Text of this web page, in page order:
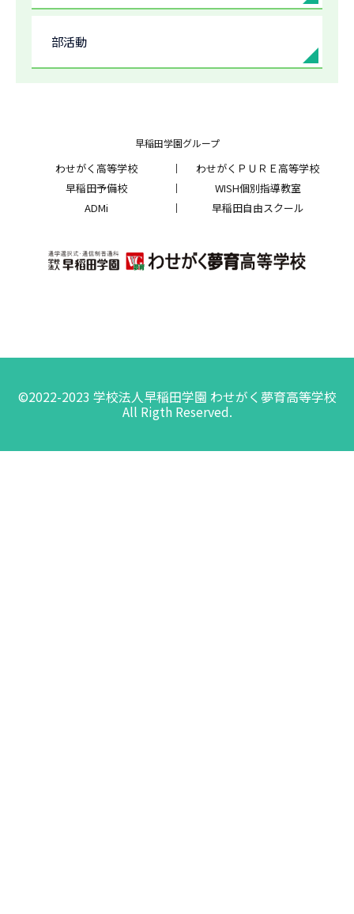
部活動
早稲田学園グループ
わせがく高等学校
わせがくＰＵＲＥ高等学校
早稲田予備校
WISH個別指導教室
ADMi
早稲田自由スクール
©2022-2023 学校法人早稲田学園 わせがく夢育高等学校
All Rigth Reserved.